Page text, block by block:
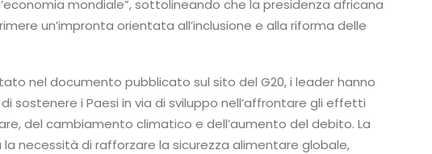
mondiale”, sottolineando che la presidenza africana
un’impronta orientata all’inclusione e alla riforma delle
nel documento pubblicato sul sito del G20, i leader hanno
sostenere i Paesi in via di sviluppo nell’affrontare gli effetti
del cambiamento climatico e dell’aumento del debito. La
la necessità di rafforzare la sicurezza alimentare globale,